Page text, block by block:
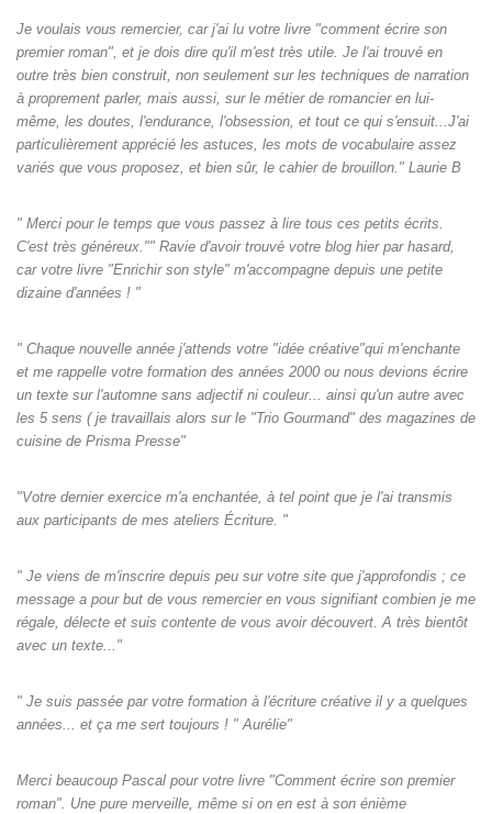
Je voulais vous remercier, car j'ai lu votre livre "comment écrire son
premier roman", et je dois dire qu'il m'est très utile. Je l'ai trouvé en
outre très bien construit, non seulement sur les techniques de narration
à proprement parler, mais aussi, sur le métier de romancier en lui-
même, les doutes, l'endurance, l'obsession, et tout ce qui s'ensuit...J'ai
particulièrement apprécié les astuces, les mots de vocabulaire assez
variés que vous proposez, et bien sûr, le cahier de brouillon." Laurie B
" Merci pour le temps que vous passez à lire tous ces petits écrits.
C'est très généreux."" Ravie d'avoir trouvé votre blog hier par hasard,
car votre livre "Enrichir son style" m'accompagne depuis une petite
dizaine d'années ! "
" Chaque nouvelle année j'attends votre "idée créative"qui m'enchante
et me rappelle votre formation des années 2000 ou nous devions écrire
un texte sur l'automne sans adjectif ni couleur... ainsi qu'un autre avec
les 5 sens ( je travaillais alors sur le "Trio Gourmand" des magazines de
cuisine de Prisma Presse"
"Votre dernier exercice m'a enchantée, à tel point que je l'ai transmis
aux participants de mes ateliers Écriture. "
" Je viens de m'inscrire depuis peu sur votre site que j'approfondis ; ce
message a pour but de vous remercier en vous signifiant combien je me
régale, délecte et suis contente de vous avoir découvert. A très bientôt
avec un texte..."
" Je suis passée par votre formation à l'écriture créative il y a quelques
années... et ça me sert toujours ! " Aurélie"
Merci beaucoup Pascal pour votre livre "Comment écrire son premier
roman". Une pure merveille, même si on en est à son énième